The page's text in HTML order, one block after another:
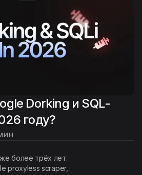
Dorking и SQL-
году?
более трёх лет.
proxyless scraper,